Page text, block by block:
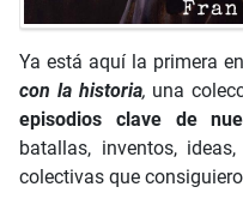
Ya está aquí la primera
con la historia, una
episodios clave de
batallas, inventos,
colectivas que